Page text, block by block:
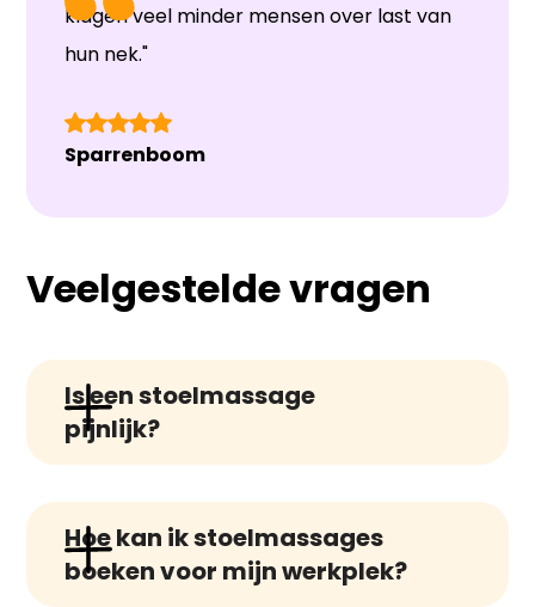
klagen veel minder mensen over last van
hun nek."
Sparrenboom
Veelgestelde vragen
Is een stoelmassage
pijnlijk?
Een stoelmassage zou niet pijnlijk
moeten zijn. Het kan enige druk en
ongemak veroorzaken, vooral in
Hoe kan ik stoelmassages
boeken voor mijn werkplek?